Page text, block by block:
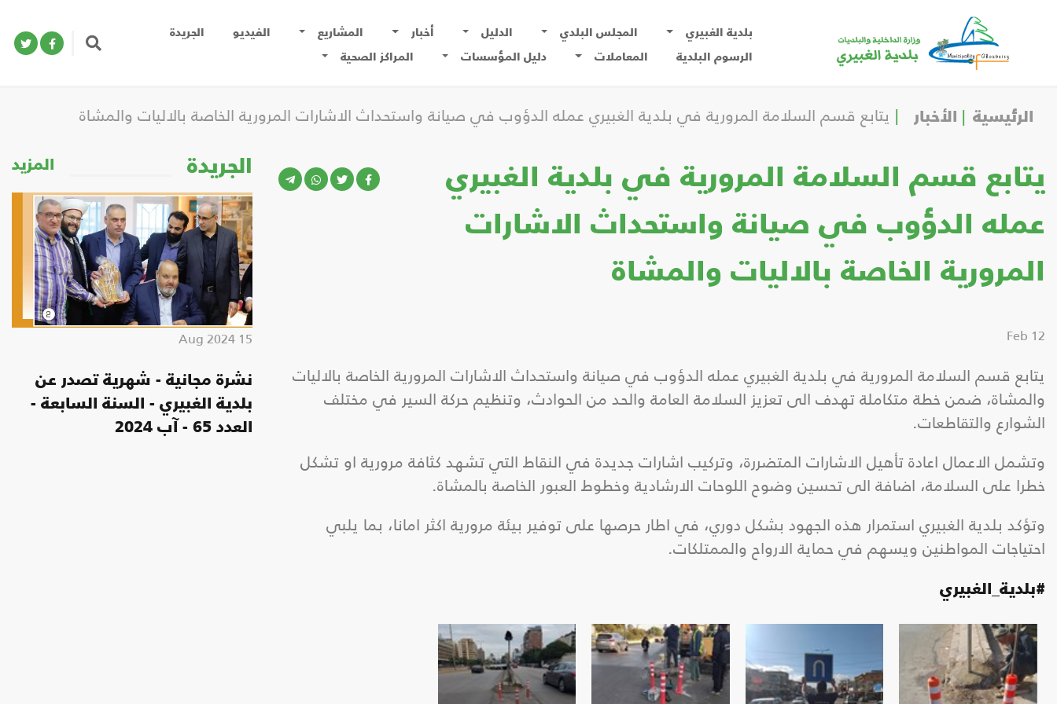
بلدية الغبيري المجلس البلدي الدليل أخبار المشاريع الفيديو
الجريدة
الرسوم البلدية
المعاملات دليل المؤسسات المراكز الصحية
الرئيسية الأخبار يتابع قسم السلامة المرورية في بلدية الغبيري عمله الدؤوب في صيانة واستحداث الاشارات المرورية الخاصة بالاليات والمشاة
يتابع قسم السلامة المرورية في بلدية الغبيري
عمله الدؤوب في صيانة واستحداث الاشارات
المرورية الخاصة بالاليات والمشاة
12 Feb
يتابع قسم السلامة المرورية في بلدية الغبيري عمله الدؤوب في صيانة واستحداث الاشارات المرورية الخاصة بالاليات
والمشاة، ضمن خطة متكاملة تهدف الى تعزيز السلامة العامة والحد من الحوادث، وتنظيم حركة السير في مختلف
الشوارع والتقاطعات.
وتشمل الاعمال اعادة تأهيل الاشارات المتضررة، وتركيب اشارات جديدة في النقاط التي تشهد كثافة مرورية او تشكل
خطرا على السلامة، اضافة الى تحسين وضوح اللوحات الارشادية وخطوط العبور الخاصة بالمشاة.
وتؤكد بلدية الغبيري استمرار هذه الجهود بشكل دوري، في اطار حرصها على توفير بيئة مرورية اكثر امانا، بما يلبي
احتياجات المواطنين ويسهم في حماية الارواح والممتلكات.
#بلدية_الغبيري
الجريدة المزيد
15 Aug 2024
نشرة مجانية - شهرية تصدر عن
بلدية الغبيري - السنة السابعة -
العدد 65 - آب 2024